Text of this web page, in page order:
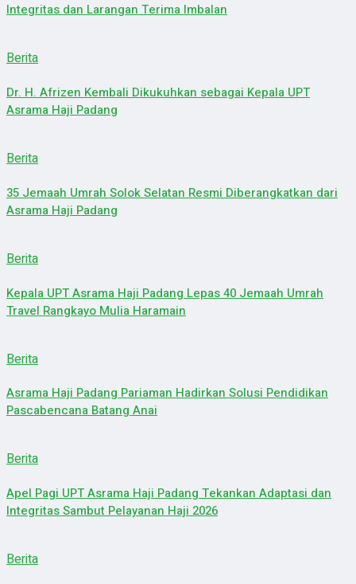
Integritas dan Larangan Terima Imbalan
Berita
Dr. H. Afrizen Kembali Dikukuhkan sebagai Kepala UPT
Asrama Haji Padang
Berita
35 Jemaah Umrah Solok Selatan Resmi Diberangkatkan dari
Asrama Haji Padang
Berita
Kepala UPT Asrama Haji Padang Lepas 40 Jemaah Umrah
Travel Rangkayo Mulia Haramain
Berita
Asrama Haji Padang Pariaman Hadirkan Solusi Pendidikan
Pascabencana Batang Anai
Berita
Apel Pagi UPT Asrama Haji Padang Tekankan Adaptasi dan
Integritas Sambut Pelayanan Haji 2026
Berita